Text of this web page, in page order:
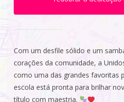
Com um desfile sólido e um
corações da comunidade, a
como uma das grandes favoritas
escola está pronta para brilhar
título com maestria.